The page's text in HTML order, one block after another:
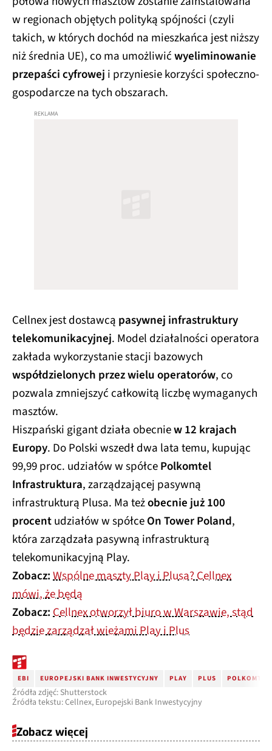
w regionach objętych polityką spójności (czyli
takich, w których dochód na mieszkańca jest niższy
niż średnia UE), co ma umożliwićwyeliminowanie
przepaści cyfrowej i przyniesie korzyści społeczno-
gospodarcze na tych obszarach.
Cellnex jest dostawcą pasywnej infrastruktury
telekomunikacyjnej. Model działalności operatora
zakłada wykorzystanie stacji bazowych
współdzielonych przez wielu operatorów, co
pozwala zmniejszyć całkowitą liczbę wymaganych
masztów.
Hiszpański gigant działa obecniew 12 krajach
Europy. Do Polski wszedł dwa lata temu, kupując
99,99 proc. udziałów w spółcePolkomtel
Infrastruktura, zarządzającej pasywną
infrastrukturą Plusa. Ma teżobecnie już 100
procentudziałów w spółceOn Tower Poland,
która zarządzała pasywną infrastrukturą
telekomunikacyjną Play.
Zobacz:Wspólne maszty Play i Plusa? Cellnex
mówi, że będą
Zobacz:Cellnex otworzył biuro w Warszawie, stąd
będzie zarządzał wieżami Play i Plus
EBI EUROPEJSKI BANK INWESTYCYJNY PLAY PLUS POLKOMTEL
Źródła zdjęć: Shutterstock
Źródła tekstu: Cellnex, Europejski Bank Inwestycyjny
Zobacz więcej